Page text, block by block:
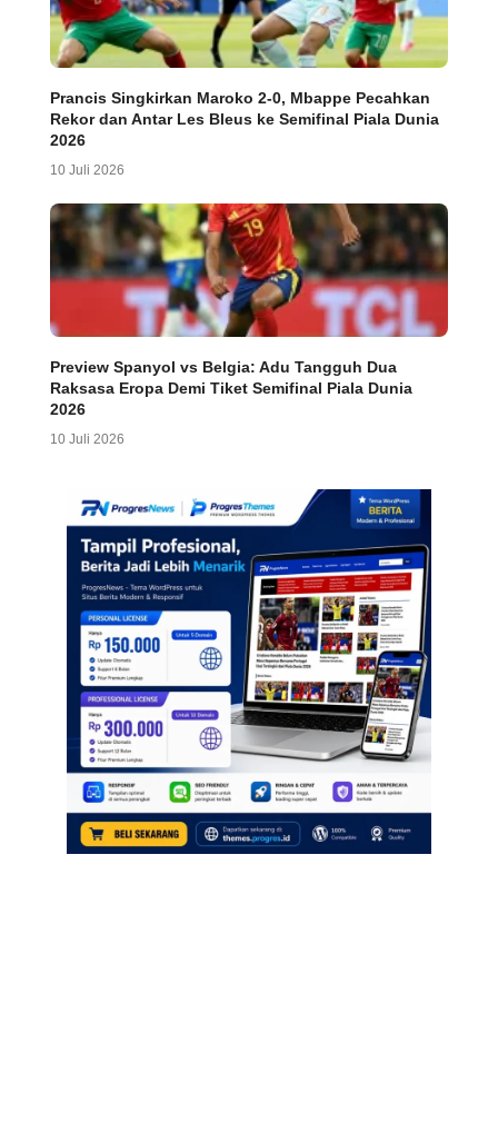
Prancis Singkirkan Maroko 2-0, Mbappe Pecahkan
Rekor dan Antar Les Bleus ke Semifinal Piala Dunia
2026
10 Juli 2026
Preview Spanyol vs Belgia: Adu Tangguh Dua
Raksasa Eropa Demi Tiket Semifinal Piala Dunia
2026
10 Juli 2026